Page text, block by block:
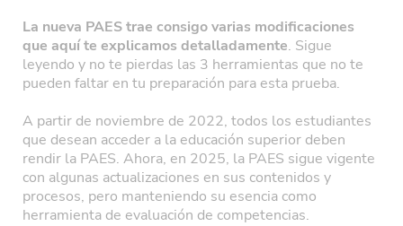
La nueva PAES trae consigo varias modificaciones
que aquí te explicamos detalladamente. Sigue
leyendo y no te pierdas las 3 herramientas que no te
pueden faltar en tu preparación para esta prueba.
A partir de noviembre de 2022, todos los estudiantes
que desean acceder a la educación superior deben
rendir la PAES. Ahora, en 2025, la PAES sigue vigente
con algunas actualizaciones en sus contenidos y
procesos, pero manteniendo su esencia como
herramienta de evaluación de competencias.